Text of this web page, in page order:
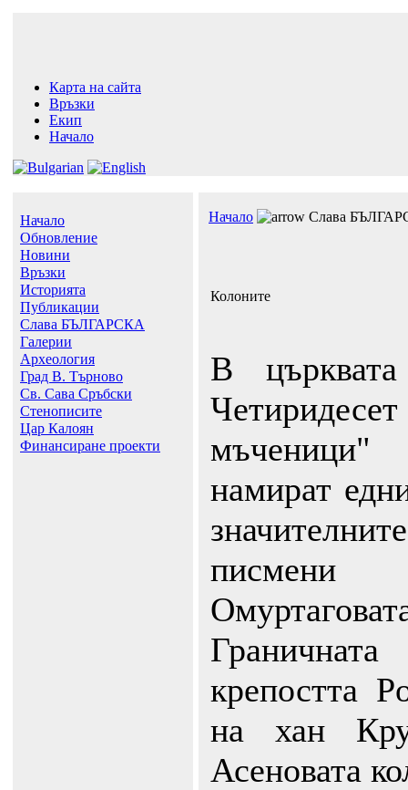
Карта на сайта
Връзки
Екип
Начало
Начало
Обновление
Новини
Връзки
Историята
Публикации
Слава БЪЛГАРСКА
Галерии
Археология
Град В. Търново
Св. Сава Сръбски
Стенописите
Цар Калоян
Финансиране проекти
Начало Слава
Колоните
В
Четиридесет
намират
значителните
крепостта
на хан
Асеновата